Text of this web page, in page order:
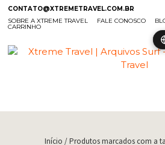
CONTATO@XTREMETRAVEL.COM.BR
SOBRE A XTREME TRAVEL
FALE CONOSCO
CARRINHO
Início / Produtos marcados com a